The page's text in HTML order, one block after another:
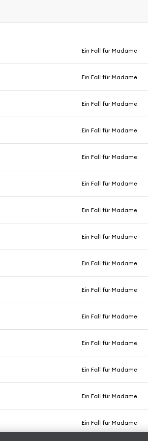
Ein Fall für Madame
Ein Fall für Madame
Ein Fall für Madame
Ein Fall für Madame
Ein Fall für Madame
Ein Fall für Madame
Ein Fall für Madame
Ein Fall für Madame
Ein Fall für Madame
Ein Fall für Madame
Ein Fall für Madame
Ein Fall für Madame
Ein Fall für Madame
Ein Fall für Madame
Ein Fall für Madame